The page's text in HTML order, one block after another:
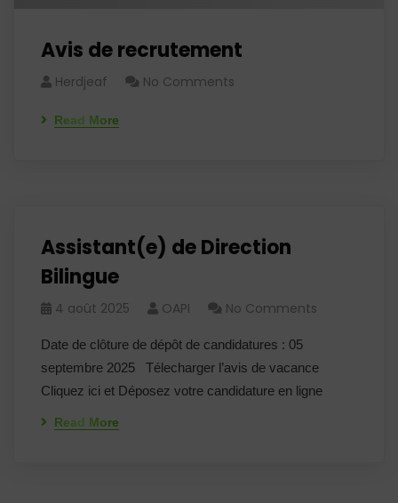
Avis de recrutement
Herdjeaf No Comments
Read More
Assistant(e) de Direction
Bilingue
4 août 2025 OAPI No Comments
Date de clôture de dépôt de candidatures : 05
septembre 2025 Télecharger l’avis de vacance
Cliquez ici et Déposez votre candidature en ligne
Read More